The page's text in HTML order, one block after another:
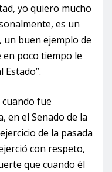
yo quiero mucho
es un
buen ejemplo de
poco tiempo le
cuando fue
en el Senado de la
de la pasada
con respeto,
que cuando él